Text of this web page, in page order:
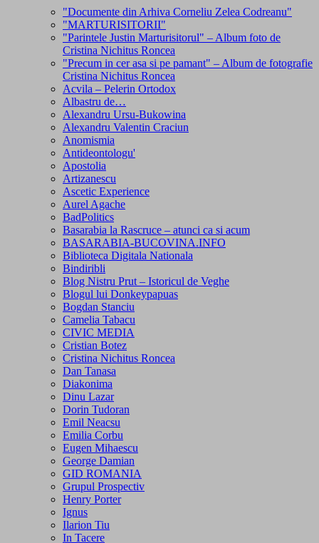
"Documente din Arhiva Corneliu Zelea Codreanu"
"MARTURISITORII"
"Parintele Justin Marturisitorul" – Album foto de
Cristina Nichitus Roncea
"Precum in cer asa si pe pamant" – Album de fotografie
Cristina Nichitus Roncea
Acvila – Pelerin Ortodox
Albastru de…
Alexandru Ursu-Bukowina
Alexandru Valentin Craciun
Anomismia
Antideontologu'
Apostolia
Artizanescu
Ascetic Experience
Aurel Agache
BadPolitics
Basarabia la Rascruce – atunci ca si acum
BASARABIA-BUCOVINA.INFO
Biblioteca Digitala Nationala
Bindiribli
Blog Nistru Prut – Istoricul de Veghe
Blogul lui Donkeypapuas
Bogdan Stanciu
Camelia Tabacu
CIVIC MEDIA
Cristian Botez
Cristina Nichitus Roncea
Dan Tanasa
Diakonima
Dinu Lazar
Dorin Tudoran
Emil Neacsu
Emilia Corbu
Eugen Mihaescu
George Damian
GID ROMANIA
Grupul Prospectiv
Henry Porter
Ignus
Ilarion Tiu
In Tacere